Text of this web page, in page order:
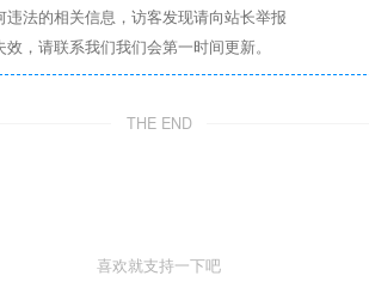
法的相关信息，访客发现请向站长举报
，请联系我们我们会第一时间更新。
THE END
喜欢就支持一下吧